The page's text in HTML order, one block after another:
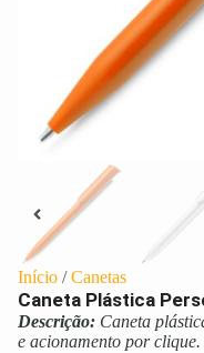
Início /Canetas
Caneta Plástica
Descrição: Caneta
e acionamento por clique.